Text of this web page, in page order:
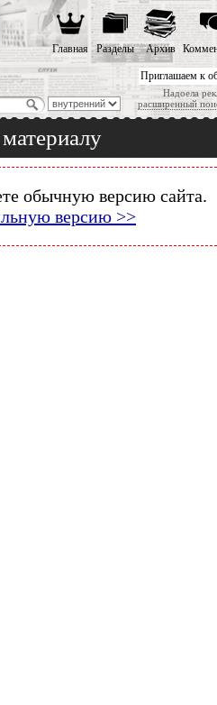
Приглашаем к
Надоела
расширенный
Главная Разделы Архив
обычную версию сайта.
версию >>